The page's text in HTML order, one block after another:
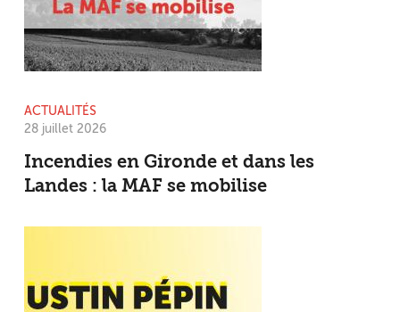
ACTUALITÉS
28 juillet 2026
Incendies en Gironde et dans les
Landes : la MAF se mobilise